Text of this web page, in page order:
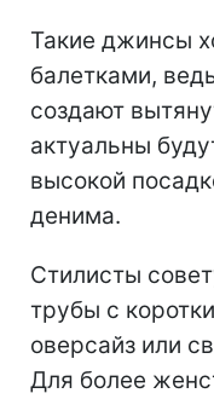
Такие джинсы
балетками,
создают
актуальны
высокой
денима.
Стилисты
трубы с
оверсайз или
Для более